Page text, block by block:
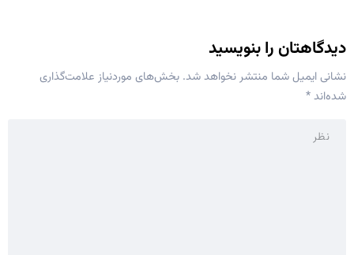
دیدگاهتان را بنویسید
نشانی ایمیل شما منتشر نخواهد شد. بخش‌های موردنیاز علامت‌گذاری
شده‌اند*